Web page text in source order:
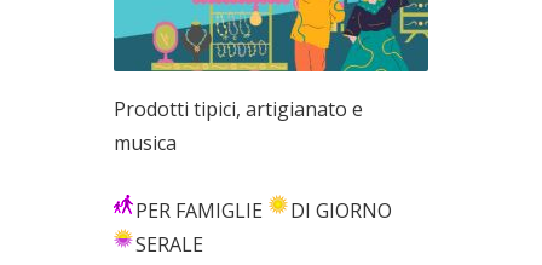
Prodotti tipici, artigianato e
musica
PER FAMIGLIE
DI GIORNO
SERALE